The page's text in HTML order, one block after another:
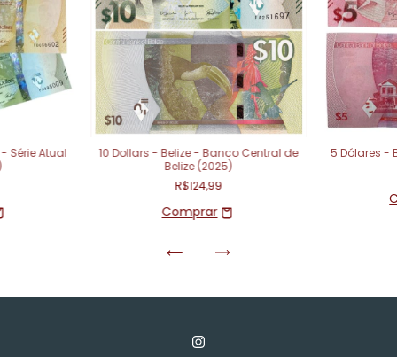
Série Atual
10 Dollars - Belize - Banco Central de
Belize (2025)
R$124,99
5 Dólares -